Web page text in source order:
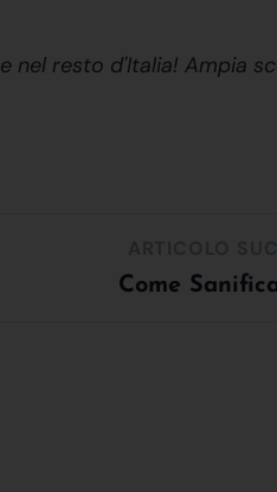
e nel resto d'Italia! Ampia
Come